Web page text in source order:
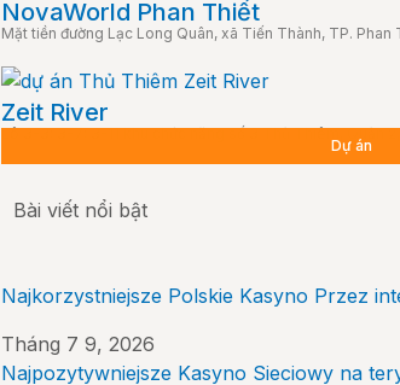
Dự án
Dự án
NovaWorld Phan Thiết
Mặt tiền đường Lạc Long Quân, xã Tiến Thành, TP. Phan
Dự án
Zeit River
Lô 3-3; 3-7; 3-11 khu chức năng số 3 Thủ Thiêm, Quận
Bài viết nổi bật
Najkorzystniejsze Polskie Kasyno Przez
Tháng 7 9, 2026
Najpozytywniejsze Kasyno Sieciowy na